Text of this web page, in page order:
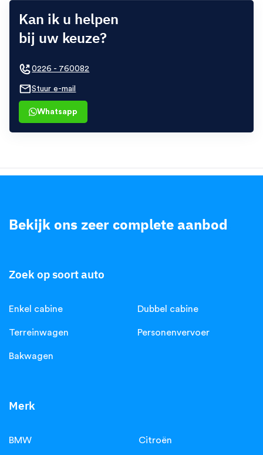
Kan ik u helpen
bij uw keuze?
0226 - 760082
Stuur e-mail
Whatsapp
Bekijk ons zeer complete aanbod
Zoek op soort auto
Enkel cabine Dubbel cabine
Terreinwagen Personenvervoer
Bakwagen
Merk
BMW Citroën